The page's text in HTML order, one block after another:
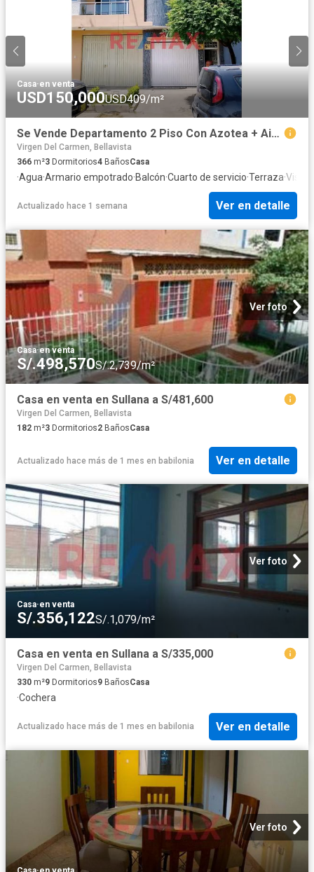
Casa·en venta
USD150,000USD409/m²
Se Vende Departamento 2 Piso Con Azotea + Aires//ID: 1178523
Virgen Del Carmen, Bellavista
366 m²3 Dormitorios4 BañosCasa
·Agua·Armario empotrado·Balcón·Cuarto de servicio·Terraza·Vista
Actualizado hace 1 semana Ver en detalle
Ver foto
Casa·en venta
S/.498,570S/.2,739/m²
Casa en venta en Sullana a S/481,600
Virgen Del Carmen, Bellavista
182 m²3 Dormitorios2 BañosCasa
Actualizado hace más de 1 mes en babilonia Ver en detalle
Ver foto
Casa·en venta
S/.356,122S/.1,079/m²
Casa en venta en Sullana a S/335,000
Virgen Del Carmen, Bellavista
330 m²9 Dormitorios9 BañosCasa
·Cochera
Actualizado hace más de 1 mes en babilonia Ver en detalle
Ver foto